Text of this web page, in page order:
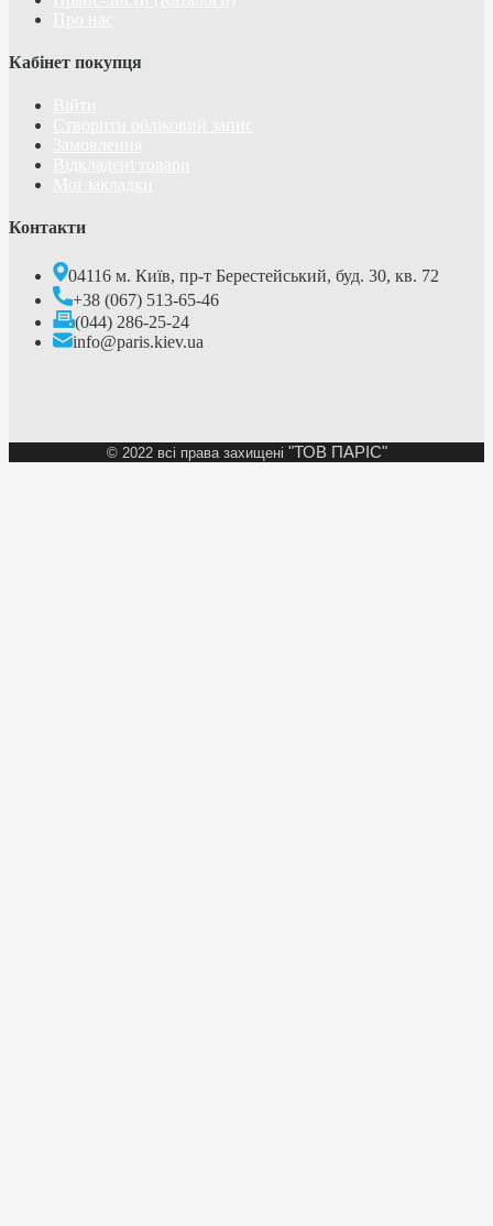
Кабінет покупця
Контакти
04116 м. Київ, пр-т Берестейський, буд. 30, кв. 72
+38 (067) 513-65-46
(044) 286-25-24
info@paris.kiev.ua
© 2022 всі права захищені "ТОВ ПАРІС"